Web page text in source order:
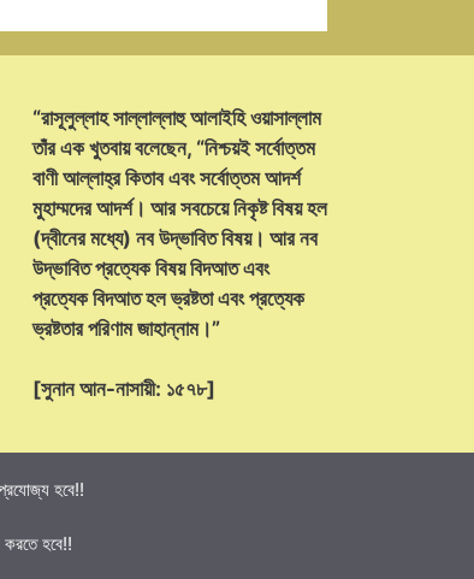
“রাসূলুল্লাহ সাল্লাল্লাহু আলাইহি ওয়াসাল্লাম
তাঁর এক খুতবায় বলেছেন, “নিশ্চয়ই সর্বোত্তম
বাণী আল্লাহ্‌র কিতাব এবং সর্বোত্তম আদর্শ
মুহাম্মদের আদর্শ। আর সবচেয়ে নিকৃষ্ট বিষয় হল
(দ্বীনের মধ্যে) নব উদ্ভাবিত বিষয়। আর নব
উদ্ভাবিত প্রত্যেক বিষয় বিদআত এবং
প্রত্যেক বিদআত হল ভ্রষ্টতা এবং প্রত্যেক
ভ্রষ্টতার পরিণাম জাহান্নাম।”
[সুনান আন-নাসায়ী: ১৫৭৮]
হবে!!
করতে হবে!!